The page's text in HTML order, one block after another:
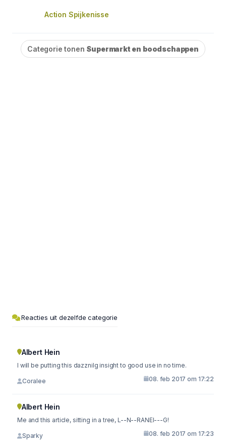
Action Spijkenisse
Categorie tonen Supermarkt en boodschappen
Reacties uit dezelfde categorie
Albert Hein
I will be putting this dazznilg insight to good use in no time.
Coralee 08. feb 2017 om 17:22
Albert Hein
Me and this article, sitting in a tree, L--N--RANEI---G!
Sparky 08. feb 2017 om 17:23